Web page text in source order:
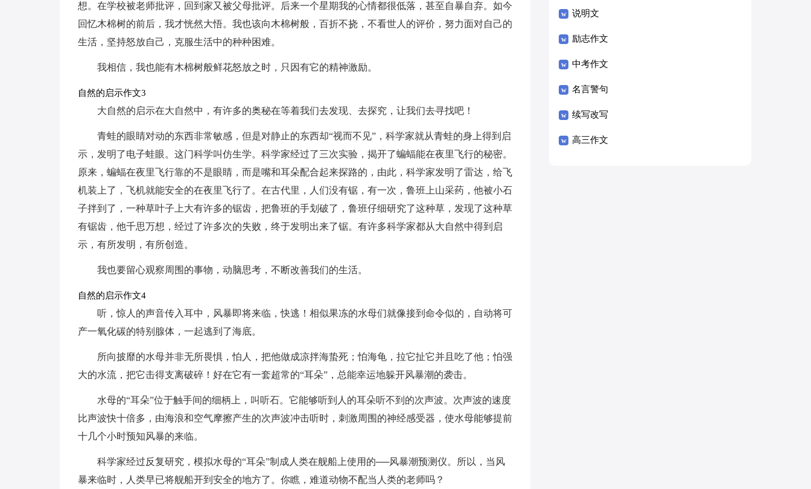
想。在学校被老师批评，回到家又被父母批评。后来一个星期我的心情都很低落，甚至自暴自弃。如今
回忆木棉树的前后，我才恍然大悟。我也该向木棉树般，百折不挠，不看世人的评价，努力面对自己的
生活，坚持怒放自己，克服生活中的种种困难。
我相信，我也能有木棉树般鲜花怒放之时，只因有它的精神激励。
自然的启示作文3
大自然的启示在大自然中，有许多的奥秘在等着我们去发现、去探究，让我们去寻找吧！
青蛙的眼睛对动的东西非常敏感，但是对静止的东西却“视而不见”，科学家就从青蛙的身上得到启
示，发明了电子蛙眼。这门科学叫仿生学。科学家经过了三次实验，揭开了蝙蝠能在夜里飞行的秘密。
原来，蝙蝠在夜里飞行靠的不是眼睛，而是嘴和耳朵配合起来探路的，由此，科学家发明了雷达，给飞
机装上了，飞机就能安全的在夜里飞行了。在古代里，人们没有锯，有一次，鲁班上山采药，他被小石
子拌到了，一种草叶子上大有许多的锯齿，把鲁班的手划破了，鲁班仔细研究了这种草，发现了这种草
有锯齿，他千思万想，经过了许多次的失败，终于发明出来了锯。有许多科学家都从大自然中得到启
示，有所发明，有所创造。
我也要留心观察周围的事物，动脑思考，不断改善我们的生活。
自然的启示作文4
听，惊人的声音传入耳中，风暴即将来临，快逃！相似果冻的水母们就像接到命令似的，自动将可
产一氧化碳的特别腺体，一起逃到了海底。
所向披靡的水母并非无所畏惧，怕人，把他做成凉拌海蛰死；怕海龟，拉它扯它并且吃了他；怕强
大的水流，把它击得支离破碎！好在它有一套超常的“耳朵”，总能幸运地躲开风暴潮的袭击。
水母的“耳朵”位于触手间的细柄上，叫听石。它能够听到人的耳朵听不到的次声波。次声波的速度
比声波快十倍多，由海浪和空气摩擦产生的次声波冲击听时，刺激周围的神经感受器，使水母能够提前
十几个小时预知风暴的来临。
科学家经过反复研究，模拟水母的“耳朵”制成人类在舰船上使用的──风暴潮预测仪。所以，当风
暴来临时，人类早已将舰船开到安全的地方了。你瞧，难道动物不配当人类的老师吗？
说明文
励志作文
中考作文
名言警句
续写改写
高三作文